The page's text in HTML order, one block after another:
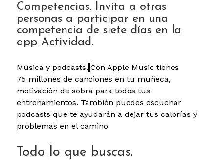
Competencias. Invita a otras
personas a participar en una
competencia de siete días en la
app Actividad.
Música y podcasts. Con Apple Music tienes
75 millones de canciones en tu muñeca,
motivación de sobra para todos tus
entrenamientos. También puedes escuchar
podcasts que te ayudarán a dejar tus calorías y
problemas en el camino.
Todo lo que buscas.